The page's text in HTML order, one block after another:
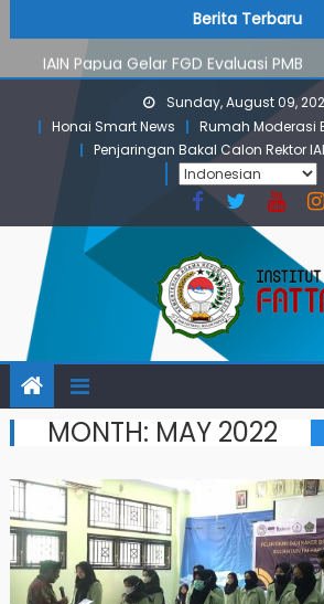
to
content
Berita Terbaru
IAIN Papua Gelar FGD Evaluasi PMB
KKN IAIN Papua: Kelompok Skow
KKN UGM dan Uncen
Para Mahasiswa PGMI IAIN Papua
Terindeks Google Scholar
Pembekalan KKN: Bangun
Masyarakat
PMB Jalur Mandiri: Peserta Ujian Dari
Maluku
Sunday, August 09,
Honai Smart News
Rumah Moderasi
Penjaringan Bakal Calon Rektor
MONTH: MAY 2022